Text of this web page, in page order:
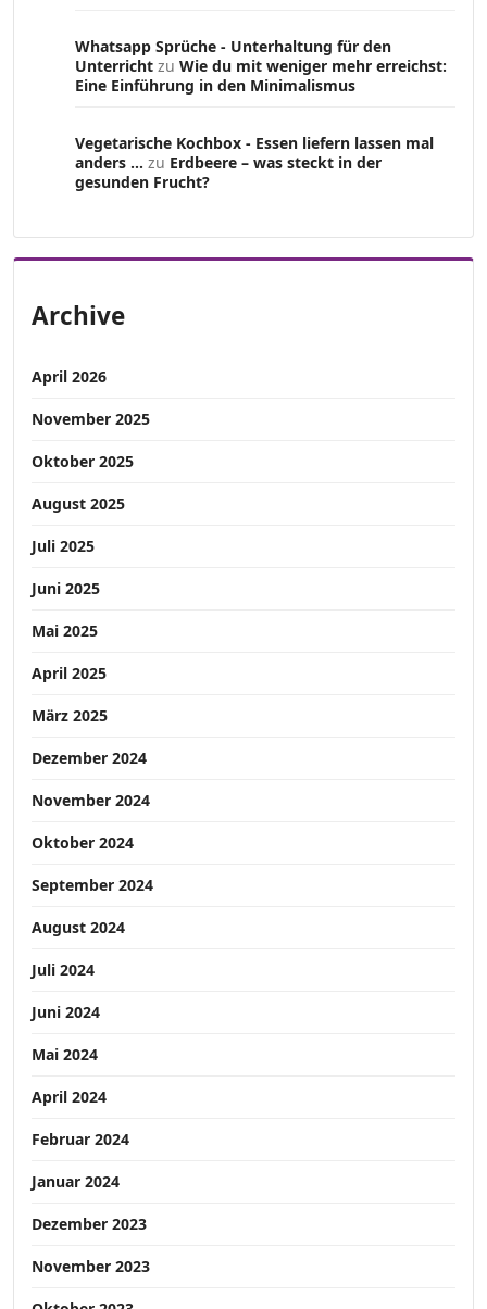
Whatsapp Sprüche - Unterhaltung für den
Unterricht zu Wie du mit weniger mehr erreichst:
Eine Einführung in den Minimalismus
Vegetarische Kochbox - Essen liefern lassen mal
anders ... zu Erdbeere – was steckt in der
gesunden Frucht?
Archive
April 2026
November 2025
Oktober 2025
August 2025
Juli 2025
Juni 2025
Mai 2025
April 2025
März 2025
Dezember 2024
November 2024
Oktober 2024
September 2024
August 2024
Juli 2024
Juni 2024
Mai 2024
April 2024
Februar 2024
Januar 2024
Dezember 2023
November 2023